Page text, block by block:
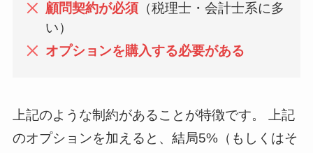
顧問契約が必須（税理士・会計士系に多
い）
オプションを購入する必要がある
上記のような制約があることが特徴です。 上記
のオプションを加えると、結局5%（もしくはそ